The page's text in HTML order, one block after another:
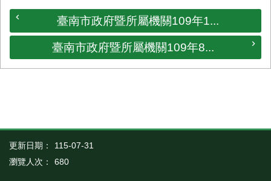
臺南市政府暨所屬機關109年1...
臺南市政府暨所屬機關109年8...
更新日期：
115-07-31
瀏覽人次：
680